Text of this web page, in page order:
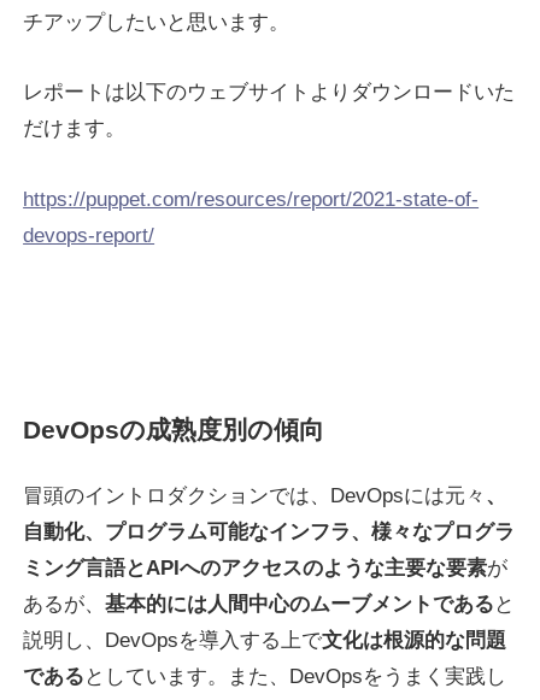
チアップしたいと思います。
レポートは以下のウェブサイトよりダウンロードいた
だけます。
https://puppet.com/resources/report/2021-state-of-
devops-report/
DevOpsの成熟度別の傾向
冒頭のイントロダクションでは、DevOpsには元々 、
自動化、プログラム可能なインフラ、様々なプログラ
ミング言語とAPIへのアクセスのような主要な要素が
あるが、基本的には人間中心のムーブメントである と
説明し、DevOpsを導入する上で文化は根源的な問題
である としています。また、DevOpsをうまく実践し